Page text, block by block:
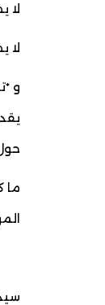
لا
لا
و
ما